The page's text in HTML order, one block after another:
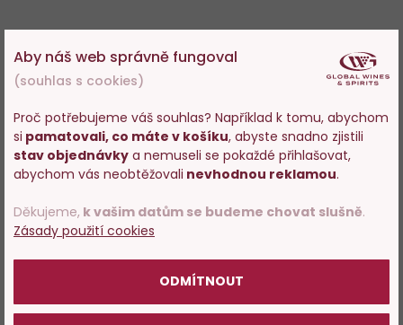
Aby náš web správně fungoval
(souhlas s cookies)
Proč potřebujeme váš souhlas? Například k tomu, abychom
si pamatovali, co máte v košíku, abyste snadno zjistili
stav objednávky a nemuseli se pokaždé přihlašovat,
abychom vás neobtěžovali nevhodnou reklamou.
Děkujeme, k vašim datům se budeme chovat slušně.
Zásady použití cookies
ODMÍTNOUT
Vstupujete na stránky
s prodejem alkoholu. Prosím